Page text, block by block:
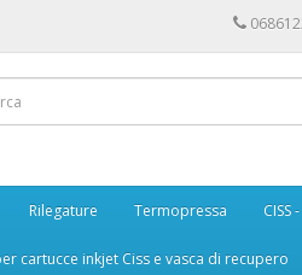
Rilegature Termopressa CISS
cartucce inkjet Ciss e vasca di recupero